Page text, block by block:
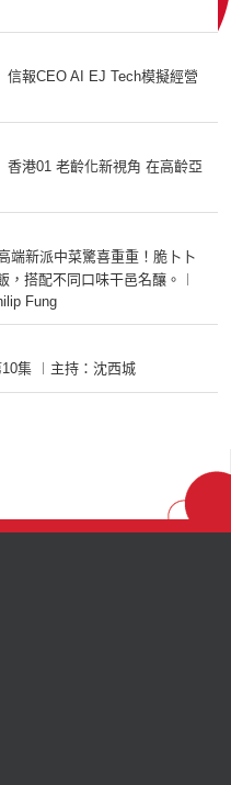
信報CEO AI EJ Tech模擬經營
香港01 老齡化新視角 在高齡亞
端新派中菜驚喜重重！脆卜卜
搭配不同口味干邑名釀。︱
Fung
10集 ︱主持：沈西城